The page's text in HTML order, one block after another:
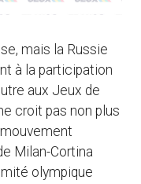
mais la Russie
à la participation
aux Jeux de
croit pas non plus
Milan-Cortina
olympique